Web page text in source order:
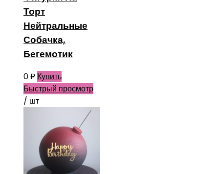
Торт
Нейтральные
Собачка,
Бегемотик
0₽ Купить
Быстрый просмотр
/ шт